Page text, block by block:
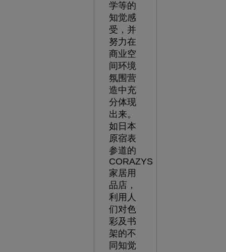
学等的
知觉感
受，并
努力在
商业空
间环境
氛围营
造中充
分体现
出来。
如日本
原宿表
参道的
CORAZYS
家居用
品店，
利用人
们对色
彩及书
架的不
同知觉